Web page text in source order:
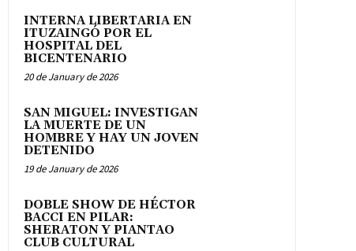
INTERNA LIBERTARIA EN
ITUZAINGÓ POR EL
HOSPITAL DEL
BICENTENARIO
20 de January de 2026
SAN MIGUEL: INVESTIGAN
LA MUERTE DE UN
HOMBRE Y HAY UN JOVEN
DETENIDO
19 de January de 2026
DOBLE SHOW DE HÉCTOR
BACCI EN PILAR:
SHERATON Y PIANTAO
CLUB CULTURAL